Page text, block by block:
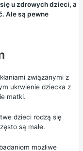
u zdrowych dzieci, a
Ale są pewne
związanymi z
ukrwienie dziecka z
matki.
dzieci rodzą się
są małe.
możliwe